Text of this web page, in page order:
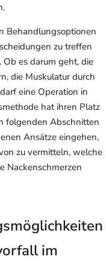
Behandlungsoptionen
zu treffen
es darum geht, die
die Muskulatur durch
eine Operation in
hat ihren Platz
folgenden Abschnitten
Ansätze eingehen,
zu vermitteln, welche
Nackenschmerzen
im